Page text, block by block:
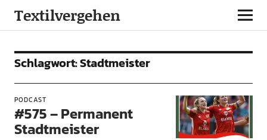
Textilvergehen
Schlagwort:Stadtmeister
PODCAST
#575 – Permanent
Stadtmeister